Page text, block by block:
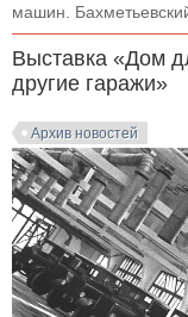
машин.
Выставка «Дом
другие гаражи»
Архив новостей